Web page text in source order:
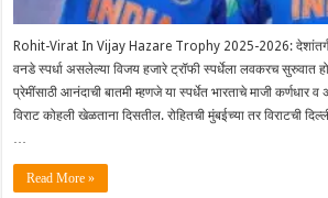
Rohit-Virat In Vijay Hazare Trophy 2025-2026: देशांतर्गत
वनडे स्पर्धा असलेल्या विजय हजारे ट्रॉफी स्पर्धेला लवकरच सुरुवात
प्रेमींसाठी आनंदाची बातमी म्हणजे या स्पर्धेत भारताचे माजी कर्णधार
विराट कोहली खेळताना दिसतील. रोहितची मुंबईच्या तर विराटची
Read More »